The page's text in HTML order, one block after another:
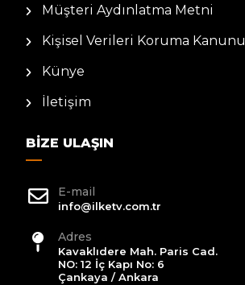
Müşteri Aydınlatma Metni
Kişisel Verileri Koruma Kanunu
Künye
İletişim
BIZE ULAŞIN
E-mail
info@ilketv.com.tr
Adres
Kavaklıdere Mah. Paris Cad.
NO: 12 İç Kapı No: 6
Çankaya / Ankara